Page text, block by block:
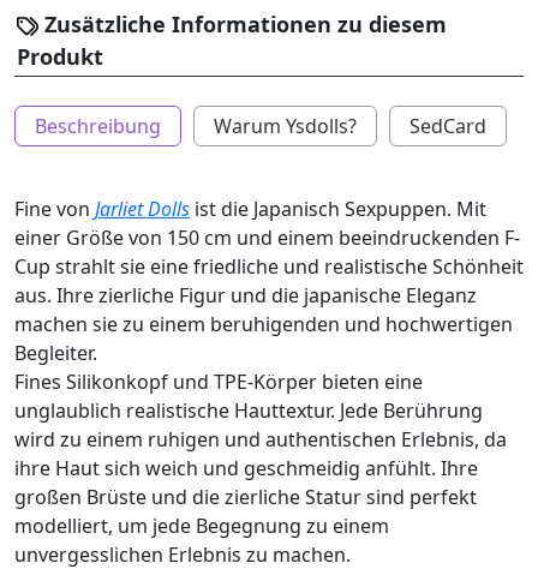
Zusätzliche Informationen zu diesem
Produkt
Beschreibung Warum Ysdolls? SedCard
Fine von Jarliet Dolls ist die Japanisch Sexpuppen. Mit
einer Größe von 150 cm und einem beeindruckenden F-
Cup strahlt sie eine friedliche und realistische Schönheit
aus. Ihre zierliche Figur und die japanische Eleganz
machen sie zu einem beruhigenden und hochwertigen
Begleiter.
Fines Silikonkopf und TPE-Körper bieten eine
unglaublich realistische Hauttextur. Jede Berührung
wird zu einem ruhigen und authentischen Erlebnis, da
ihre Haut sich weich und geschmeidig anfühlt. Ihre
großen Brüste und die zierliche Statur sind perfekt
modelliert, um jede Begegnung zu einem
unvergesslichen Erlebnis zu machen.